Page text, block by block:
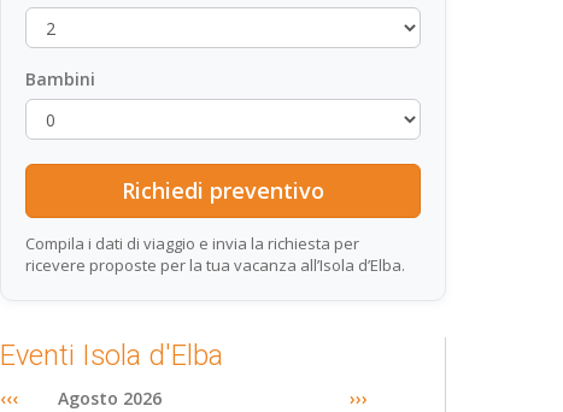
Bambini
Compila i dati di viaggio e invia la richiesta per
ricevere proposte per la tua vacanza all’Isola d’Elba.
Eventi Isola d'Elba
‹‹‹ Agosto 2026
›››